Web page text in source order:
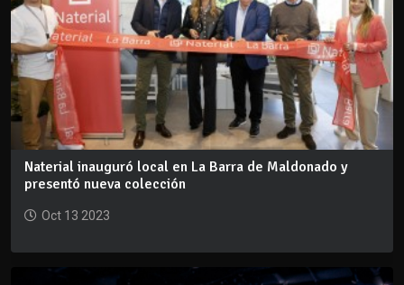
Naterial inauguró local en La Barra de Maldonado y
presentó nueva colección
Oct 13 2023